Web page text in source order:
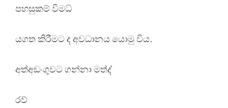
පහසුකම් විමධ්
යගත කිරීමට ද අවධානය යොමු විය.
අත්අඩංගුවට ගන්නා මත්ද්
රව්